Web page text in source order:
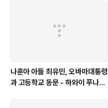
나훈아 아들 최유민, 오바마대통령
과 고등학교 동문 - 하와이 푸나호